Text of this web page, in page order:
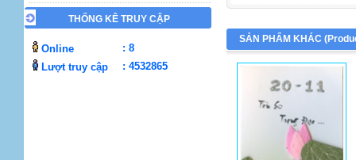
Ý nghĩa ngày Nhà Giáo Việt Nam 20-11
Nguồn gốc ngày Lễ Giáng Sinh
Nguồn gốc ngày Quốc tế phụ nữ 8/3
Nguồn gốc Ngày của Mẹ
THỐNG KÊ TRUY CẬP
Online
: 8
Lượt truy cập
: 4532865
SẢN PHẨM KHÁC (